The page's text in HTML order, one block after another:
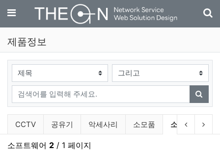
메뉴
제품정보
검색대상
검색어
검색
제품정보 분류 목록
CCTV 공유기 악세사리 소모품 현재 분류
소프트웨어
이전 분류
다
소프트웨어 2 / 1 페이지